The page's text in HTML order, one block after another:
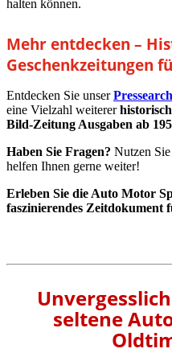
halten können.
Mehr entdecken –
Geschenkzeitungen
Entdecken Sie unser
eine Vielzahl weiterer
Bild-Zeitung Ausgaben ab
Haben Sie Fragen? Nutzen
helfen Ihnen gerne weiter!
Erleben Sie die Auto Motor
faszinierendes Zeitdokument
seltene